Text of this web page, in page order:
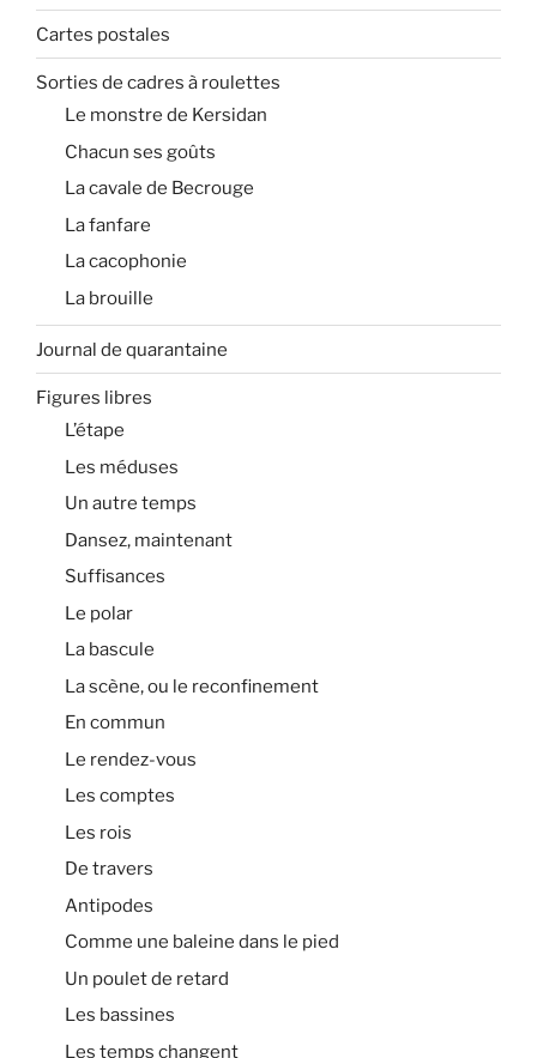
Cartes postales
Sorties de cadres à roulettes
Le monstre de Kersidan
Chacun ses goûts
La cavale de Becrouge
La fanfare
La cacophonie
La brouille
Journal de quarantaine
Figures libres
L’étape
Les méduses
Un autre temps
Dansez, maintenant
Suffisances
Le polar
La bascule
La scène, ou le reconfinement
En commun
Le rendez-vous
Les comptes
Les rois
De travers
Antipodes
Comme une baleine dans le pied
Un poulet de retard
Les bassines
Les temps changent